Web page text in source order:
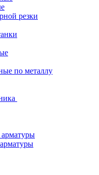
резки
по металлу